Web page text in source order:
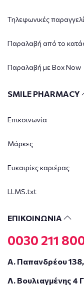
Τηλεφωνικές
Παραλαβή από το
Παραλαβή με Box Now
SMILE PHARMACY
Επικοινωνία
Μάρκες
Ευκαιρίες καριέρας
LLMS.txt
ΕΠΙΚΟΙΝΩΝΙΑ
0030 211
Α. Παπανδρέου
Λ. Βουλιαγμένης 4